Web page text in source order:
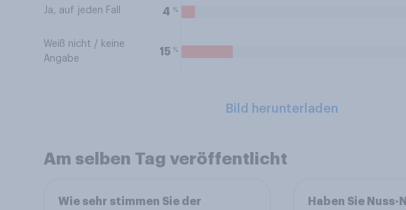
Ja, auf jeden Fall 4 %
Weiß nicht / keine
Angabe
15 %
Bild herunterladen
Am selben Tag veröffentlicht
Wie sehr stimmen Sie der
Haben Sie